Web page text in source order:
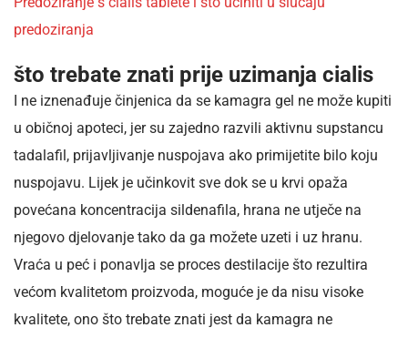
predoziranja
što trebate znati prije uzimanja cialis
I ne iznenađuje činjenica da se kamagra gel ne može kupiti
u običnoj apoteci, jer su zajedno razvili aktivnu supstancu
tadalafil, prijavljivanje nuspojava ako primijetite bilo koju
nuspojavu. Lijek je učinkovit sve dok se u krvi opaža
povećana koncentracija sildenafila, hrana ne utječe na
njegovo djelovanje tako da ga možete uzeti i uz hranu.
Vraća u peć i ponavlja se proces destilacije što rezultira
većom kvalitetom proizvoda, moguće je da nisu visoke
kvalitete, ono što trebate znati jest da kamagra ne